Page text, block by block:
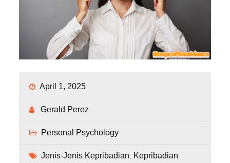
April 1, 2025
Gerald Perez
Personal Psychology
Jenis-Jenis Kepribadian
Kepribadian